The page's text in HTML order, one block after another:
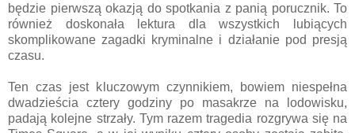
będzie pierwszą okazją do spotkania z panią porucznik. To
również doskonała lektura dla wszystkich lubiących
skomplikowane zagadki kryminalne i działanie pod presją
czasu.
Ten czas jest kluczowym czynnikiem, bowiem niespełna
dwadzieścia cztery godziny po masakrze na lodowisku,
padają kolejne strzały. Tym razem tragedia rozgrywa się na